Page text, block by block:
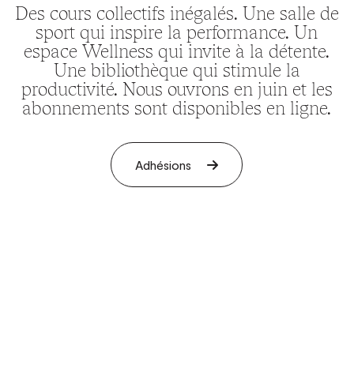
Des cours collectifs inégalés. Une salle de
sport qui inspire la performance. Un
espace Wellness qui invite à la détente.
Une bibliothèque qui stimule la
productivité. Nous ouvrons en juin et les
abonnements sont disponibles en ligne.
Adhésions